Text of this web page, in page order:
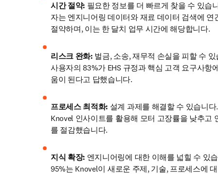
시간 절약: 필요한 정보를 더 빠르게 찾을 수 있습
자는 엔지니어링 데이터와 재료 데이터 검색에 연
절약하며, 이는 한 달치 업무 시간에 해당합니다.
리스크 완화: 벌금, 소송, 재무적 손실을 피할 수
사용자의 83%가 EHS 규정과 핵심 고객 요구사항
움이 된다고 답했습니다.
프로세스 최적화: 설계 과제를 해결할 수 있습니
Knovel 인사이트를 활용해 모터 고장률을 낮추고
를 절감했습니다.
지식 확장: 엔지니어링에 대한 이해를 넓힐 수 있
95%는 Knovel이 새로운 주제, 기술, 프로세스에